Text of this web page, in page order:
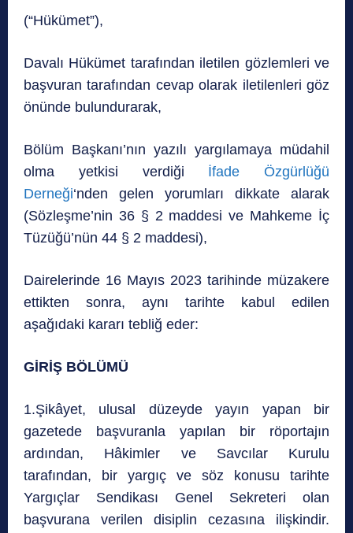
(“Hükümet”),
Davalı Hükümet tarafından iletilen gözlemleri ve
başvuran tarafından cevap olarak iletilenleri göz
önünde bulundurarak,
Bölüm Başkanı’nın yazılı yargılamaya müdahil
olma yetkisi verdiği İfade Özgürlüğü
Derneği‘nden gelen yorumları dikkate alarak
(Sözleşme’nin 36 § 2 maddesi ve Mahkeme İç
Tüzüğü’nün 44 § 2 maddesi),
Dairelerinde 16 Mayıs 2023 tarihinde müzakere
ettikten sonra, aynı tarihte kabul edilen
aşağıdaki kararı tebliğ eder:
GİRİŞ BÖLÜMÜ
1.Şikâyet, ulusal düzeyde yayın yapan bir
gazetede başvuranla yapılan bir röportajın
ardından, Hâkimler ve Savcılar Kurulu
tarafından, bir yargıç ve söz konusu tarihte
Yargıçlar Sendikası Genel Sekreteri olan
başvurana verilen disiplin cezasına ilişkindir.